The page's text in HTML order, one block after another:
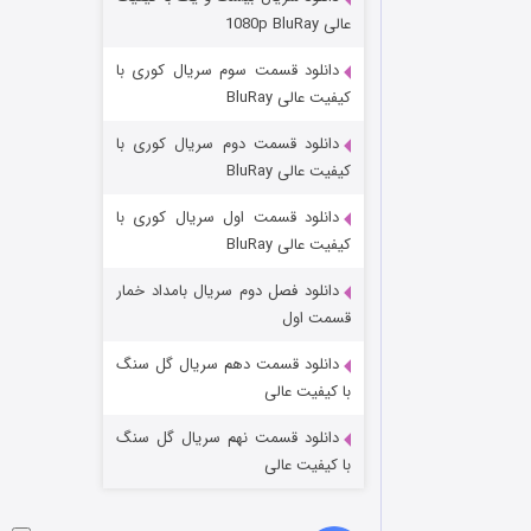
وستی ها
قسمت ۶ (زیرنویس) منتشر شد
عالی 1080p BluRay
دانلود قسمت سوم سریال کوری با
کیفیت عالی BluRay
دانلود قسمت دوم سریال کوری با
کیفیت عالی BluRay
دانلود قسمت اول سریال کوری با
کیفیت عالی BluRay
دانلود فصل دوم سریال بامداد خمار
قسمت اول
دانلود قسمت دهم سریال گل سنگ
با کیفیت عالی
دانلود قسمت نهم سریال گل سنگ
با کیفیت عالی